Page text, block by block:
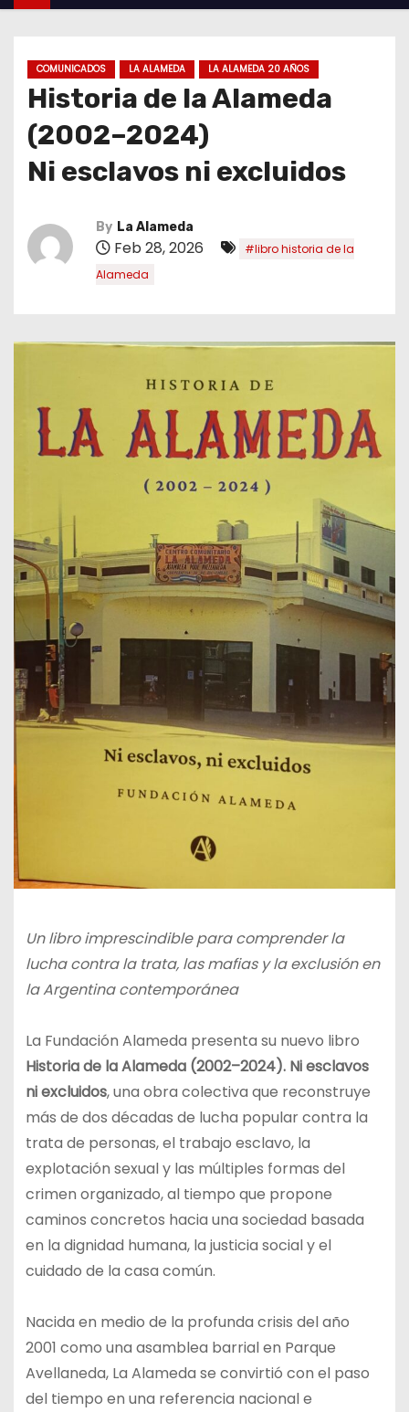
COMUNICADOS LA ALAMEDA LA ALAMEDA 20 AÑOS
Historia de la Alameda
(2002–2024)
Ni esclavos ni excluidos
By La Alameda
Feb 28, 2026
#libro historia de la
Alameda
Un libro imprescindible para comprender la
lucha contra la trata, las mafias y la exclusión en
la Argentina contemporánea
La Fundación Alameda presenta su nuevo libro
Historia de la Alameda (2002–2024). Ni esclavos
ni excluidos, una obra colectiva que reconstruye
más de dos décadas de lucha popular contra la
trata de personas, el trabajo esclavo, la
explotación sexual y las múltiples formas del
crimen organizado, al tiempo que propone
caminos concretos hacia una sociedad basada
en la dignidad humana, la justicia social y el
cuidado de la casa común.
Nacida en medio de la profunda crisis del año
2001 como una asamblea barrial en Parque
Avellaneda, La Alameda se convirtió con el paso
del tiempo en una referencia nacional e